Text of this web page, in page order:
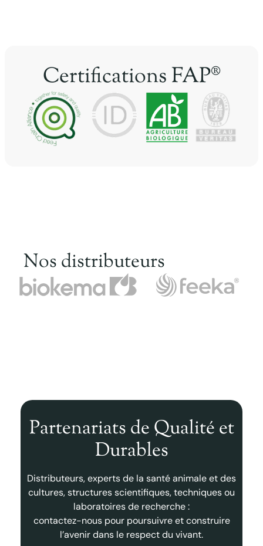
Certifications FAP®
Nos distributeurs
Partenariats de Qualité et
Durables
Distributeurs, experts de la santé animale et des
cultures, structures scientifiques, techniques ou
laboratoires de recherche :
contactez-nous pour poursuivre et construire
l’avenir dans le respect du vivant.